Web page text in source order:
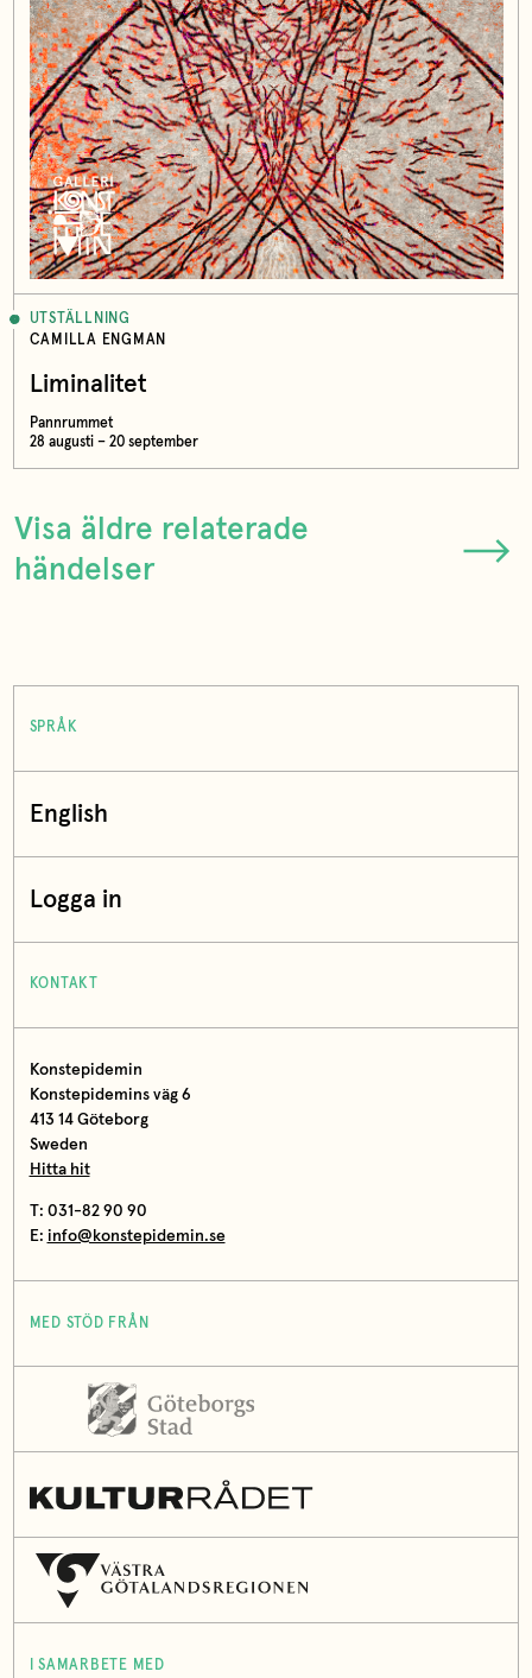
UTSTÄLLNING
CAMILLA ENGMAN
Liminalitet
Pannrummet
28 augusti – 20 september
Visa äldre relaterade
händelser
SPRÅK
English
Logga in
KONTAKT
Konstepidemin
Konstepidemins väg 6
413 14 Göteborg
Sweden
Hitta hit
T: 031-82 90 90
E: info@konstepidemin.se
MED STÖD FRÅN
I SAMARBETE MED